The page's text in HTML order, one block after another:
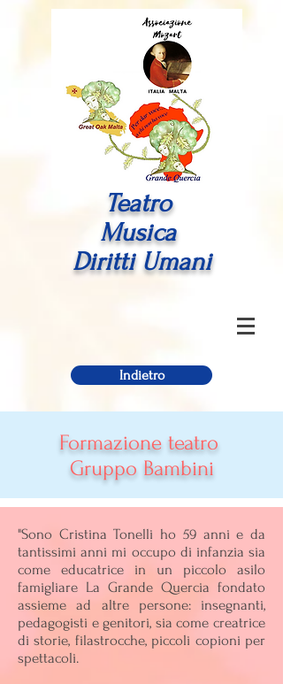
Teatro
Musica
Diritti Umani
Indietro
Formazione teatro
Gruppo Bambini
"Sono Cristina Tonelli ho 59 anni e da
tantissimi anni mi occupo di infanzia sia
come educatrice in un piccolo asilo
famigliare La Grande Quercia fondato
assieme ad altre persone: insegnanti,
pedagogisti e genitori, sia come creatrice
di storie, filastrocche, piccoli copioni per
spettacoli.